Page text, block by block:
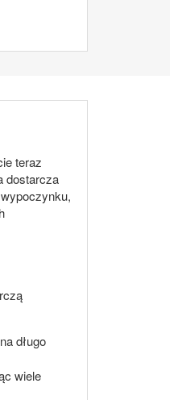
teraz
dostarcza
długo
wiele